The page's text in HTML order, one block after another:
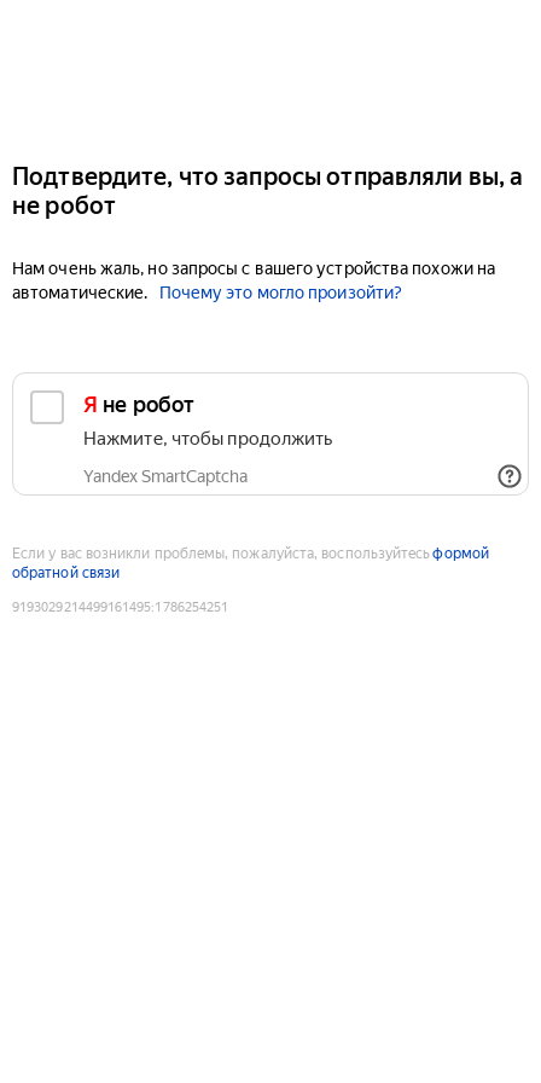
Подтвердите, что запросы отправляли вы, а
не робот
Нам очень жаль, но запросы с вашего устройства похожи на
автоматические.
Почему это могло произойти?
Я не робот
Нажмите, чтобы продолжить
Yandex SmartCaptcha
Если у вас возникли проблемы, пожалуйста, воспользуйтесьформой
обратной связи
9193029214499161495:1786254251